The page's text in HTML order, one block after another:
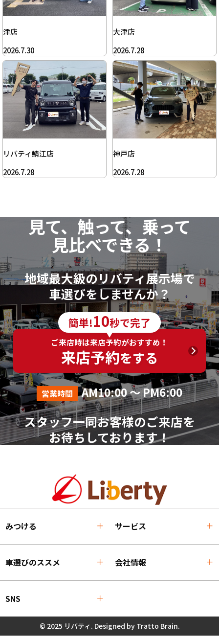
津店
2026.7.30
大津店
2026.7.28
リバティ鯖江店
2026.7.28
神戸店
2026.7.28
見て、触って、乗って
見比べできる！
地域最大級のリバティ展示場で
車選びをしませんか？
簡単!10秒で完了
ご来店時は来店予約がおすすめ！
来店予約をする
営業時間 AM10:00 ～ PM6:00
スタッフ一同お客様のご来店を
お待ちしております！
みつける サービス
車選びのススメ 会社情報
SNS
© 2025 リバティ. Designed by Tratto Brain.